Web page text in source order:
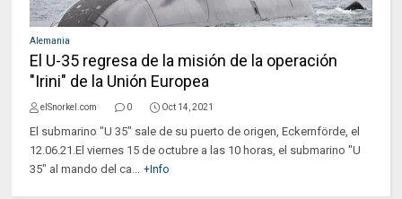
Alemania
El U-35 regresa de la misión de la operación
"Irini" de la Unión Europea
elSnorkel.com 0 Oct 14, 2021
El submarino "U 35" sale de su puerto de origen, Eckernförde, el
12.06.21.El viernes 15 de octubre a las 10 horas, el submarino "U
35" al mando del ca... +Info